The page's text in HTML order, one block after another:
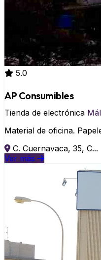
5.0
AP Consumibles
Tienda de electrónica
Material de oficina.
C. Cuernavaca, 35, C...
Ver más